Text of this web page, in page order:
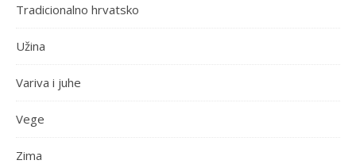
Tradicionalno hrvatsko
Užina
Variva i juhe
Vege
Zima